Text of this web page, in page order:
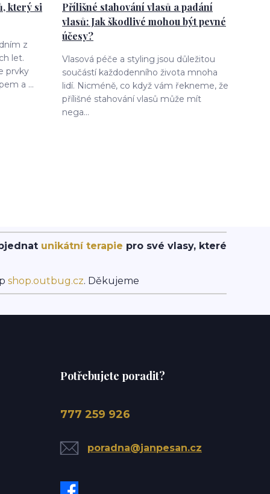
který si
z
let.
prvky
a ...
Přílišné stahování vlasů a padání
vlasů: Jak škodlivé mohou být pevné
účesy?
Vlasová péče a styling jsou důležitou
součástí každodenního života mnoha
lidí. Nicméně, co když vám řekneme, že
přílišné stahování vlasů může mít
nega...
unikátní terapie pro své vlasy, které
shop.outbug.cz. Děkujeme
Potřebujete poradit?
777 259 926
poradna@janpesan.cz